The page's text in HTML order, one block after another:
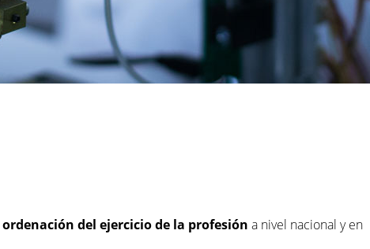
ordenación del ejercicio de la profesión a nivel nacional y en